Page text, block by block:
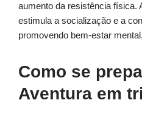
aumento da resistência física.
estimula a socialização e a
promovendo bem-estar mental.
Como se
Aventura em